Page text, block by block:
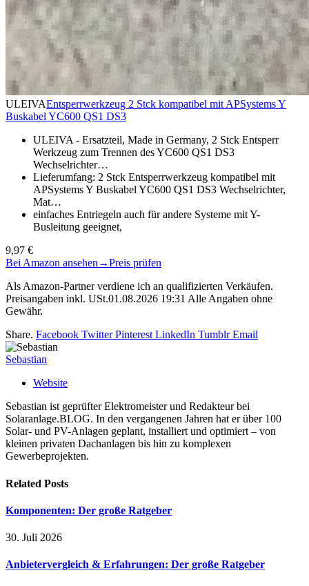
ULEIVAEntsperrwerkzeug 2 Stck kompatibel mit APSystems Y
Buskabel YC600 QS1 DS3
ULEIVA - Ersatzteil, Made in Germany, 2 Stck Entsperr
Werkzeug zum Trennen des YC600 QS1 DS3
Wechselrichter…
Lieferumfang: 2 Stck Entsperrwerkzeug kompatibel mit
APSystems Y Buskabel YC600 QS1 DS3 Wechselrichter,
Mat…
einfaches Entriegeln auch für andere Systeme mit Y-
Busleitung geeignet,
9,97 €
Bei Amazon ansehen →Preis prüfen
Als Amazon-Partner verdiene ich an qualifizierten Verkäufen.
Preisangaben inkl. USt.01.08.2026 19:31 Alle Angaben ohne
Gewähr.
Share. Facebook Twitter Pinterest LinkedIn Tumblr Email
Sebastian
Website
Sebastian ist geprüfter Elektromeister und Redakteur bei
Solaranlage.BLOG. In den vergangenen Jahren hat er über 100
Solar- und PV-Anlagen geplant, installiert und optimiert – von
kleinen privaten Dachanlagen bis hin zu komplexen
Gewerbeprojekten.
Related Posts
Komponenten: Der große Ratgeber
30. Juli 2026
Anbietervergleich & Erfahrungen: Der große Ratgeber